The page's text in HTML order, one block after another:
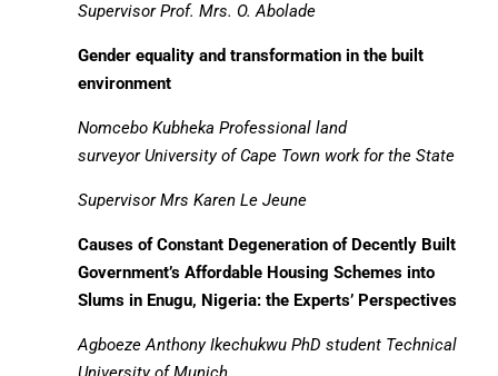
Supervisor Prof. Mrs. O. Abolade
Gender equality and transformation in the built
environment
Nomcebo Kubheka Professional land
surveyorUniversity of Cape Town work for the State
Supervisor Mrs Karen Le Jeune
Causes of Constant Degeneration of Decently Built
Government’s Affordable Housing Schemes into
Slums in Enugu, Nigeria: the Experts’ Perspectives
Agboeze Anthony Ikechukwu PhD student Technical